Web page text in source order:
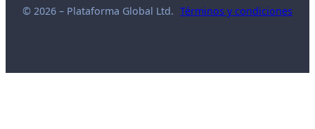
© 2026 – Plataforma Global Ltd. Términos y condiciones